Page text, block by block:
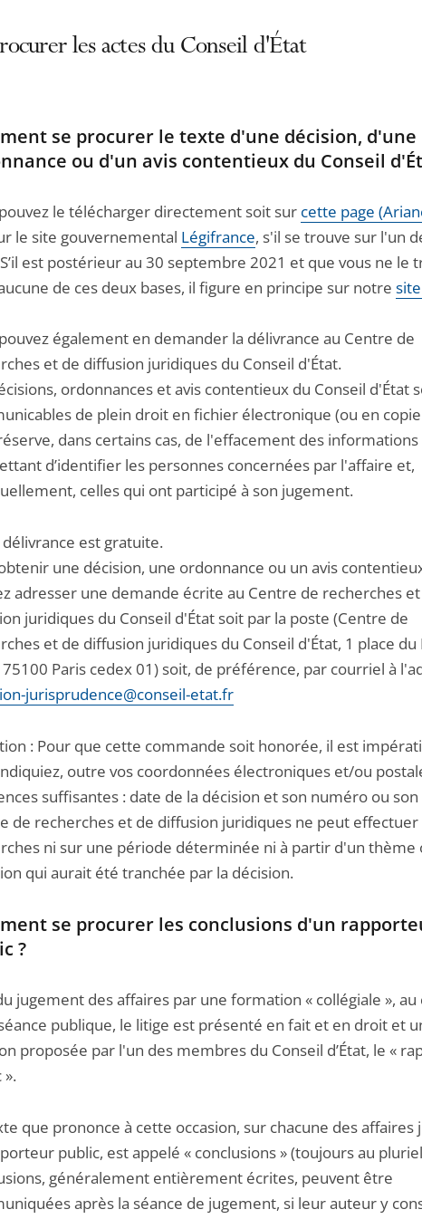
les actes du Conseil d'État
se procurer le texte d'une décision, d'une
ou d'un avis contentieux du Conseil
le télécharger directement soit sur cette page
le site gouvernemental Légifrance, s'il se trouve sur l'un
est postérieur au 30 septembre 2021 et que vous ne le
de ces deux bases, il figure en principe sur notre
également en demander la délivrance au Centre de
et de diffusion juridiques du Conseil d'État.
ordonnances et avis contentieux du Conseil d'État
de plein droit en fichier électronique (ou en
dans certains cas, de l'effacement des informations
d’identifier les personnes concernées par l'affaire et,
celles qui ont participé à son jugement.
est gratuite.
une décision, une ordonnance ou un avis
adresser une demande écrite au Centre de recherches
juridiques du Conseil d'État soit par la poste (Centre de
et de diffusion juridiques du Conseil d'État, 1 place du
75100 Paris cedex 01) soit, de préférence, par courriel à
jurisprudence@conseil-etat.fr
: Pour que cette commande soit honorée, il est
outre vos coordonnées électroniques et/ou
suffisantes : date de la décision et son numéro ou son
de recherches et de diffusion juridiques ne peut effectuer
ni sur une période déterminée ni à partir d'un thème
qui aurait été tranchée par la décision.
se procurer les conclusions d'un
?
jugement des affaires par une formation « collégiale », au
publique, le litige est présenté en fait et en droit et
proposée par l'un des membres du Conseil d’État, le «
que prononce à cette occasion, sur chacune des affaires
public, est appelé « conclusions » (toujours au
généralement entièrement écrites, peuvent être
après la séance de jugement, si leur auteur y